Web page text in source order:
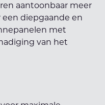
aantoonbaar meer
een diepgaande en
met
van het